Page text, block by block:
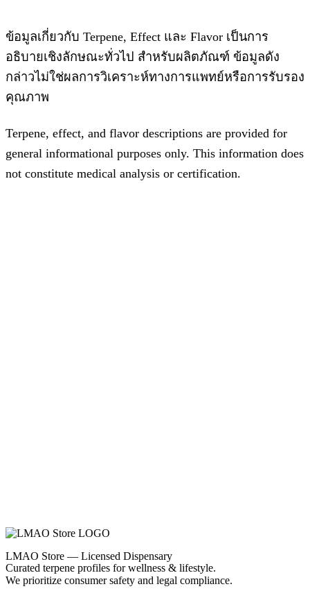
ข้อมูลเกี่ยวกับ Terpene, Effect และ Flavor เป็นการ
อธิบายเชิงลักษณะทั่วไป สำหรับผลิตภัณฑ์ ข้อมูลดัง
กล่าวไม่ใช่ผลการวิเคราะห์ทางการแพทย์หรือการรับรอง
คุณภาพ
Terpene, effect, and flavor descriptions are provided for
general informational purposes only. This information does
not constitute medical analysis or certification.
LMAO Store — Licensed Dispensary
Curated terpene profiles for wellness & lifestyle.
We prioritize consumer safety and legal compliance.